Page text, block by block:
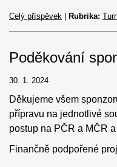
Celý příspěvek Rubrika:
Poděkování
30. 1. 2024
Děkujeme všem
přípravu na jednotlivé
postup na PČR a MČR
Finančně podpořené